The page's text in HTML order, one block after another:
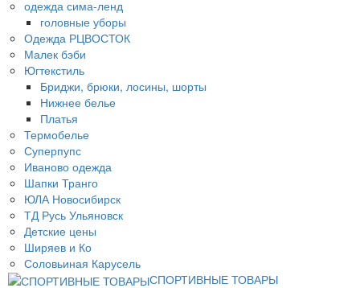
одежда сима-ленд
головные уборы
Одежда РЦВОСТОК
Малек бэби
Югтекстиль
Бриджи, брюки, лосины, шорты
Нижнее белье
Платья
Термобелье
Суперпупс
Иваново одежда
Шапки Транго
ЮЛА Новосибирск
ТД Русь Ульяновск
Детские цены
Ширяев и Ко
Соловьиная Карусель
СПОРТИВНЫЕ ТОВАРЫ